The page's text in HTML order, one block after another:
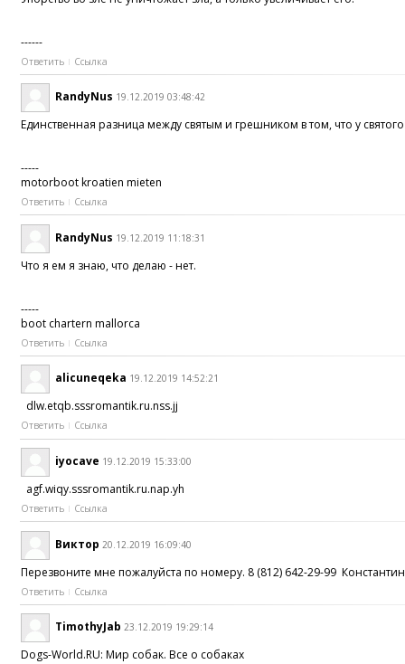
------
Ответить Ссылка
RandyNus 19.12.2019 03:48:42
Единственная разница между святым и грешником в том, что у
-----
motorboot kroatien mieten
Ответить Ссылка
RandyNus 19.12.2019 11:18:31
Что я ем я знаю, что делаю - нет.
-----
boot chartern mallorca
Ответить Ссылка
alicuneqeka 19.12.2019 14:52:21
dlw.etqb.sssromantik.ru.nss.jj
Ответить Ссылка
iyocave 19.12.2019 15:33:00
agf.wiqy.sssromantik.ru.nap.yh
Ответить Ссылка
Виктор 20.12.2019 16:09:40
Перезвоните мне пожалуйста по номеру. 8 (812) 642-29-99
Ответить Ссылка
TimothyJab 23.12.2019 19:29:14
Dogs-World.RU: Мир собак. Все о собаках